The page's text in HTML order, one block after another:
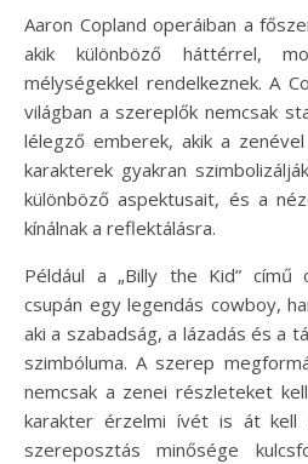
Aaron Copland operáiban a
akik különböző háttérrel,
mélységekkel rendelkeznek. A
világban a szereplők nemcsak
lélegző emberek, akik a
karakterek gyakran
különböző aspektusait, és a
kínálnak a reflektálásra.
Például a „Billy the Kid” című
csupán egy legendás cowboy,
aki a szabadság, a lázadás és a
szimbóluma. A szerep
nemcsak a zenei részleteket
karakter érzelmi ívét is át kell
szereposztás minősége